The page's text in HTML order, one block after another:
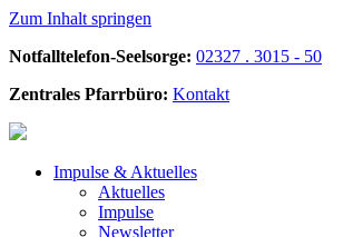
Zum Inhalt springen
Notfalltelefon-Seelsorge: 02327 . 3015 - 50
Zentrales Pfarrbüro: Kontakt
Impulse & Aktuelles
Aktuelles
Impulse
Newsletter